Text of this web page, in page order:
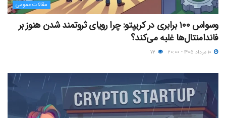
مقالات عمومی
وسواس ۱۰۰ برابری در کریپتو: چرا رویای ثروتمند شدن هنوز بر
فاندامنتال‌ها غلبه می‌کند؟